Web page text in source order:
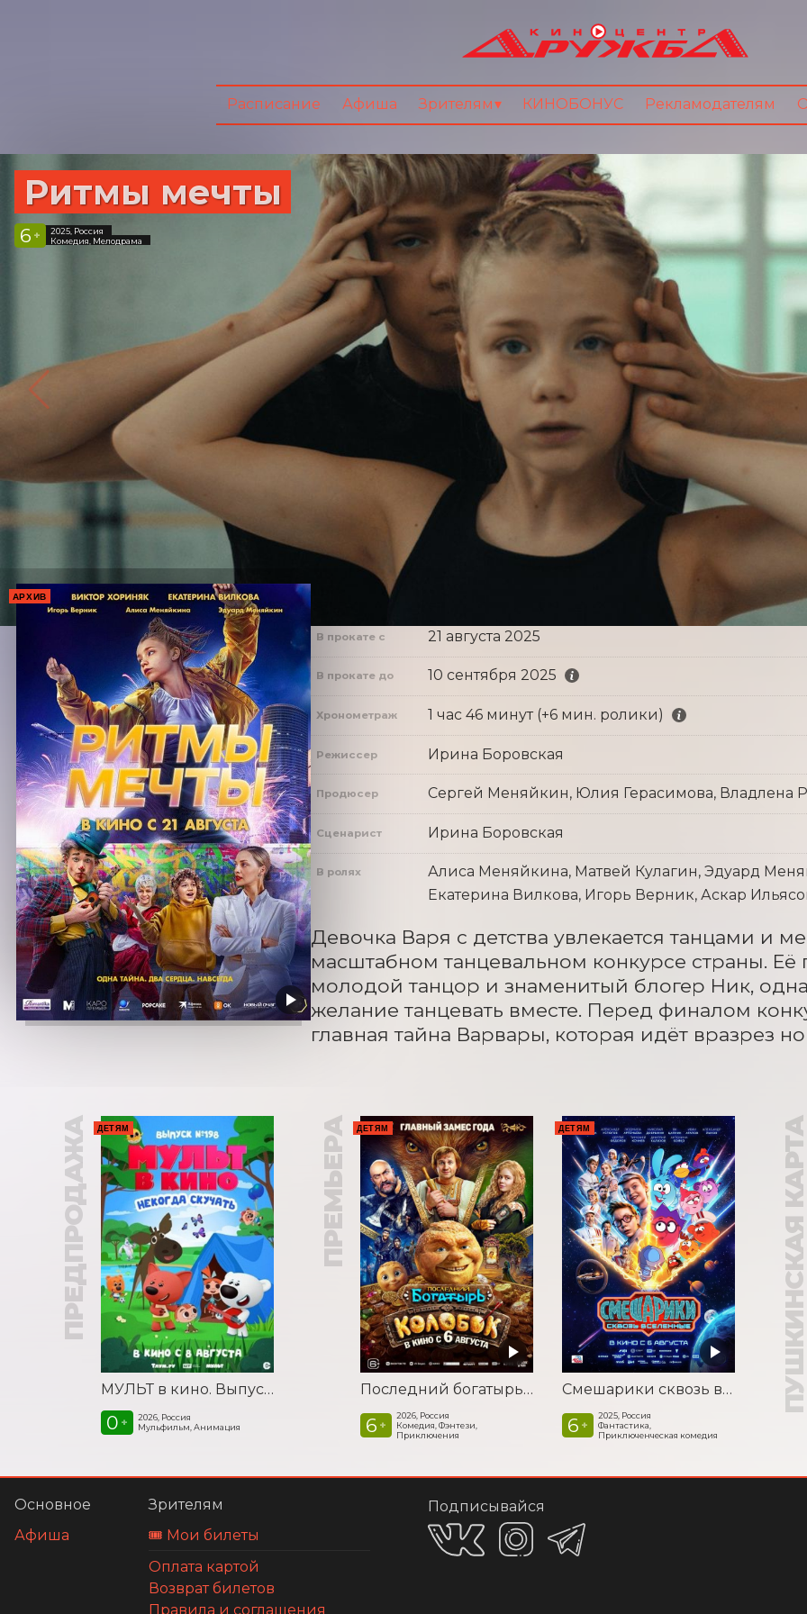
Расписание Афиша Зрителям КИНОБОНУС Рекламодателям
Ритмы мечты
6 +
2025, Россия
Комедия, Мелодрама
АРХИВ
В прокате с 21 августа 2025
В прокате до 10 сентября 2025
Хронометраж 1 час 46 минут (+6 мин. ролики)
Режиссер Ирина Боровская
Продюсер Сергей Меняйкин, Юлия Герасимова, Владлена
Сценарист Ирина Боровская
В ролях
Алиса Меняйкина, Матвей Кулагин, Эдуард
Екатерина Вилкова, Игорь Верник, Аскар
Девочка Варя с детства увлекается танцами и
масштабном танцевальном конкурсе страны. Её
молодой танцор и знаменитый блогер Ник,
желание танцевать вместе. Перед финалом
главная тайна Варвары, которая идёт вразрез
ПРЕДПРОДАЖА ДЕТЯМ
МУЛЬТ в кино. Выпуск №198. Некогда скучать
0 +
2026, Россия
Мульфильм, Анимация
ПРЕМЬЕРА ДЕТЯМ
Последний богатырь. Колобок
6 +
2026, Россия
Комедия, Фэнтези,
Приключения
ДЕТЯМ
Смешарики сквозь вселенные
6 +
2025, Россия
Фантастика,
Приключенческая комедия
Основное
Афиша
Зрителям
🎟️ Мои билеты
Оплата картой
Возврат билетов
Правила и соглашения
Подписывайся